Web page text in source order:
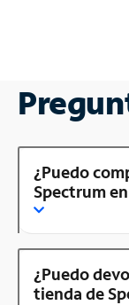
¿Puedo
Spectrum
¿Puedo
tienda de